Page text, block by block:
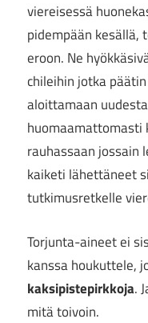
viereisessä
pidempään kesällä,
eroon. Ne
chileihin jotka
aloittamaan
huomaamattomasti
rauhassaan jossain
kaiketi lähettäneet
tutkimusretkelle
Torjunta-aineet ei
kanssa houkuttele,
kaksipistepirkkoja.
mitä toivoin.